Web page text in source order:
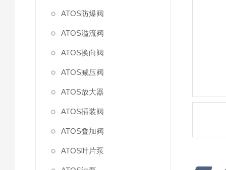
ATOS防爆阀
ATOS溢流阀
ATOS换向阀
ATOS减压阀
ATOS放大器
ATOS插装阀
ATOS叠加阀
ATOS叶片泵